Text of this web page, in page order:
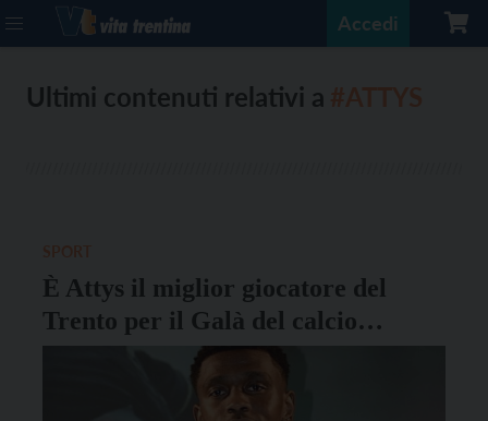
Accedi
Ultimi contenuti relativi a
È Attys il miglior giocatore del
Trento per il Galà del calcio
Triveneto